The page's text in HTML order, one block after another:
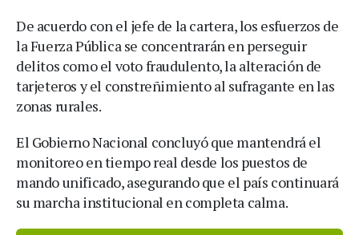
De acuerdo con el jefe de la cartera, los esfuerzos de
la Fuerza Pública se concentrarán en perseguir
delitos como el voto fraudulento, la alteración de
tarjeteros y el constreñimiento al sufragante en las
zonas rurales.
El Gobierno Nacional concluyó que mantendrá el
monitoreo en tiempo real desde los puestos de
mando unificado, asegurando que el país continuará
su marcha institucional en completa calma.